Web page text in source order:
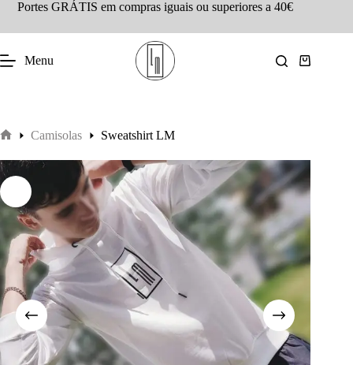
Portes GRÁTIS em compras iguais ou superiores a 40€
Menu
Camisolas Sweatshirt LM